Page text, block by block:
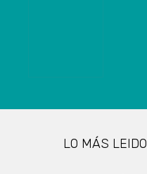
LO MÁS LEIDO